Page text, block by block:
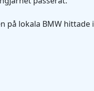
på lokala BMW hittade